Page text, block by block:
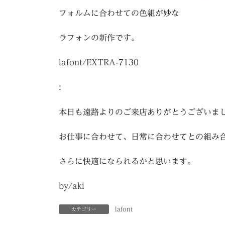
フォルムに合わせての色組が妙な
ラフォンの新作です。
lafont/EXTRA-7130
:
本日も遠路よりのご来店ありがとうございま
お仕事に合わせて、日常に合わせてとの組み
さらに快適になられるかと思います。
by/aki
カテゴリー lafont